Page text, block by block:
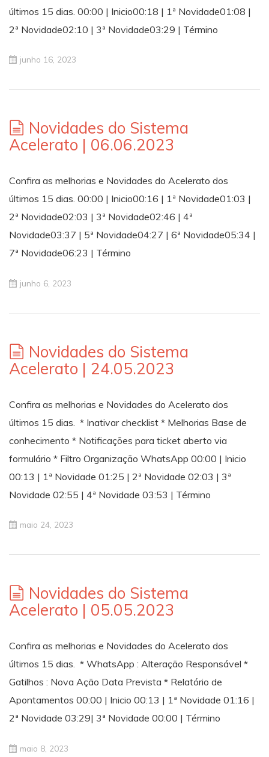
últimos 15 dias. 00:00 | Inicio00:18 | 1ª Novidade01:08 |
2ª Novidade02:10 | 3ª Novidade03:29 | Término
junho 16, 2023
Novidades do Sistema
Acelerato | 06.06.2023
Confira as melhorias e Novidades do Acelerato dos
últimos 15 dias. 00:00 | Inicio00:16 | 1ª Novidade01:03 |
2ª Novidade02:03 | 3ª Novidade02:46 | 4ª
Novidade03:37 | 5ª Novidade04:27 | 6ª Novidade05:34 |
7ª Novidade06:23 | Término
junho 6, 2023
Novidades do Sistema
Acelerato | 24.05.2023
Confira as melhorias e Novidades do Acelerato dos
últimos 15 dias. * Inativar checklist * Melhorias Base de
conhecimento * Notificações para ticket aberto via
formulário * Filtro Organização WhatsApp 00:00 | Inicio
00:13 | 1ª Novidade 01:25 | 2ª Novidade 02:03 | 3ª
Novidade 02:55 | 4ª Novidade 03:53 | Término
maio 24, 2023
Novidades do Sistema
Acelerato | 05.05.2023
Confira as melhorias e Novidades do Acelerato dos
últimos 15 dias. * WhatsApp : Alteração Responsável *
Gatilhos : Nova Ação Data Prevista * Relatório de
Apontamentos 00:00 | Inicio 00:13 | 1ª Novidade 01:16 |
2ª Novidade 03:29| 3ª Novidade 00:00 | Término
maio 8, 2023